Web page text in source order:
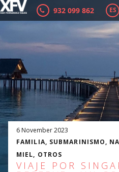
932 099 862 ES
6 November 2023
FAMILIA, SUBMARINISMO,
MIEL, OTROS
VIAJE POR